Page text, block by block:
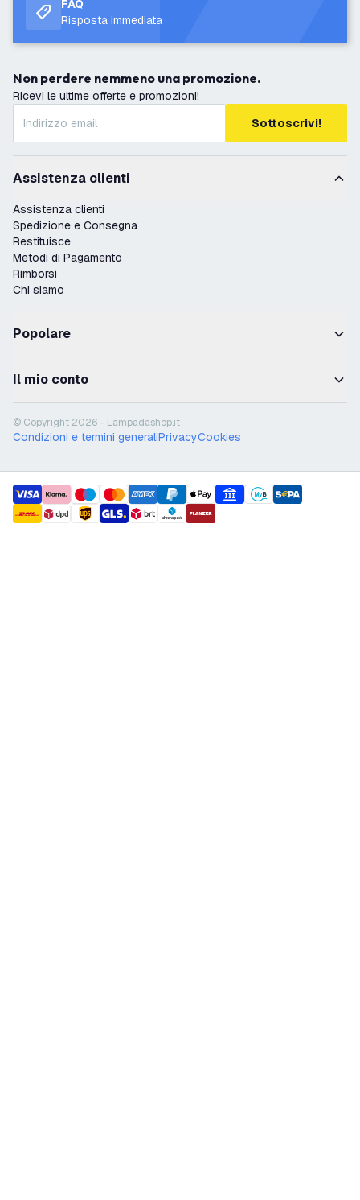
FAQ
Risposta immediata
Non perdere nemmeno una promozione.
Ricevi le ultime offerte e promozioni!
Sottoscrivi!
Assistenza clienti
Assistenza clienti
Spedizione e Consegna
Restituisce
Metodi di Pagamento
Rimborsi
Chi siamo
Popolare
Il mio conto
© Copyright 2026 - Lampadashop.it
Condizioni e termini generaliPrivacyCookies
payment methods
shipment methods